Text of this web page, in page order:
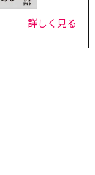
詳しく見る